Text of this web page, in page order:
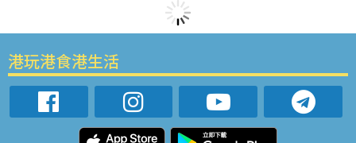
港玩港食港生活